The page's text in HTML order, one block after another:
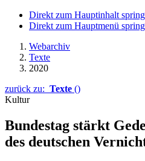
Direkt zum Hauptinhalt
Direkt zum Hauptmenü
Webarchiv
Texte
2020
zurück zu: Texte ()
Kultur
Bundestag stärkt
des deut­schen